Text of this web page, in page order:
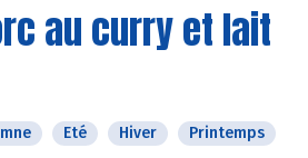
au curry et lait
Eté Hiver Printemps